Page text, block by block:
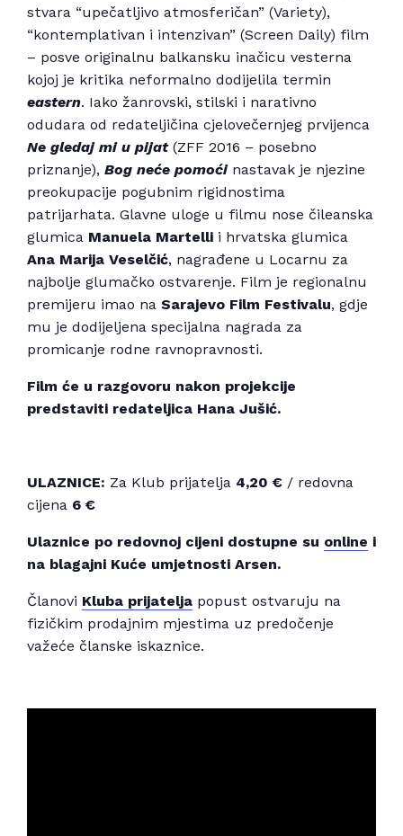
stvara “upečatljivo atmosferičan” (Variety),
“kontemplativan i intenzivan” (Screen Daily) film
– posve originalnu balkansku inačicu vesterna
kojoj je kritika neformalno dodijelila termin
eastern. Iako žanrovski, stilski i narativno
odudara od redateljičina cjelovečernjeg prvijenca
Ne gledaj mi u pijat(ZFF 2016 – posebno
priznanje), Bog neće pomoćinastavak je njezine
preokupacije pogubnim rigidnostima
patrijarhata. Glavne uloge u filmu nose čileanska
glumica Manuela Martelli i hrvatska glumica
Ana Marija Veselčić, nagrađene u Locarnu za
najbolje glumačko ostvarenje. Film je regionalnu
premijeru imao na Sarajevo Film Festivalu, gdje
mu je dodijeljena specijalna nagrada za
promicanje rodne ravnopravnosti.
Film će u razgovoru nakon projekcije
predstaviti redateljica Hana Jušić.
ULAZNICE: Za Klub prijatelja 4,20 € / redovna
cijena 6 €
Ulaznice po redovnoj cijeni dostupne su online i
na blagajni Kuće umjetnosti Arsen.
Članovi Kluba prijatelja popust ostvaruju na
fizičkim prodajnim mjestima uz predočenje
važeće članske iskaznice.